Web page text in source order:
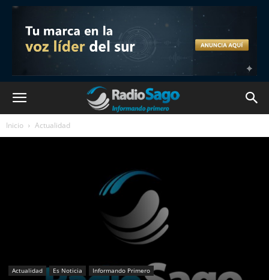
Inicio Actualidad
Actualidad Es Noticia Informando Primero